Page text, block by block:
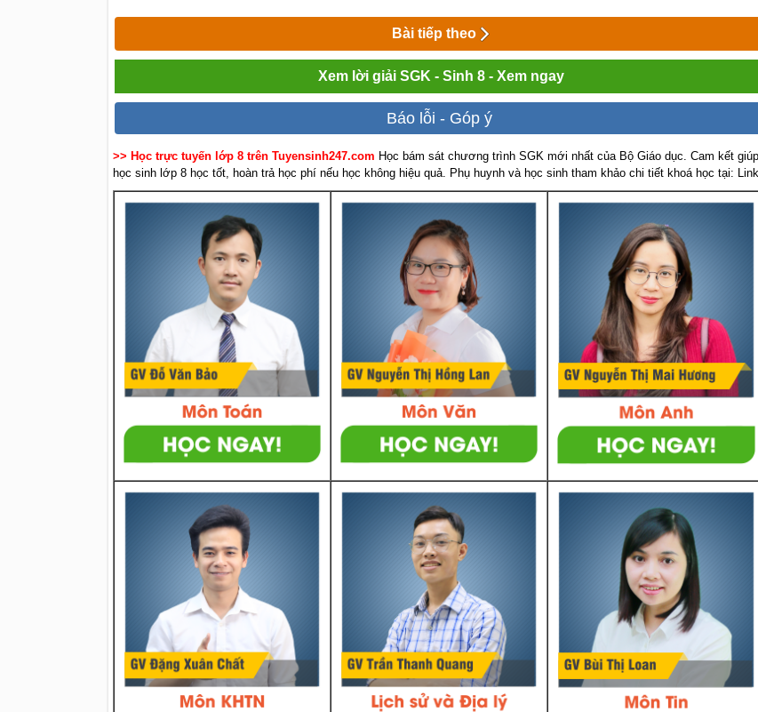
Bài tiếp theo
Xem lời giải SGK - Sinh 8 - Xem ngay
Báo lỗi - Góp ý
>> Học trực tuyến lớp 8 trên Tuyensinh247.com Học bám sát chương trình SGK mới nhất của Bộ Giáo dục. Cam kết giúp
học sinh lớp 8 học tốt, hoàn trả học phí nếu học không hiệu quả. Phụ huynh và học sinh tham khảo chi tiết khoá học tại: Link